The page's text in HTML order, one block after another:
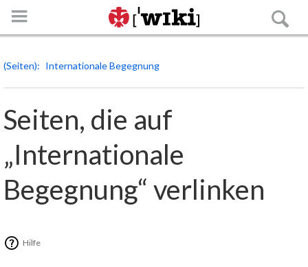
Anmelden
Hauptseite
(Seiten) Internationale Begegnung
Hilfe
Seiten, die auf
„Internationale
Begegnung“ verlinken